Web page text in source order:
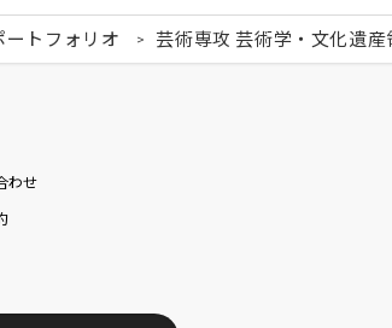
ートフォリオ 芸術専攻 芸術学・文化遺産
わせ